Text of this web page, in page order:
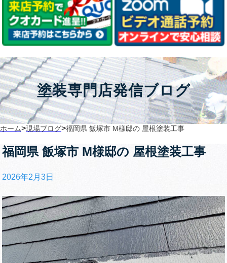
塗装専門店発信ブログ
ホーム>現場ブログ>福岡県 飯塚市 M様邸の 屋根塗装工事
福岡県 飯塚市 M様邸の 屋根塗装工事
2026年2月3日